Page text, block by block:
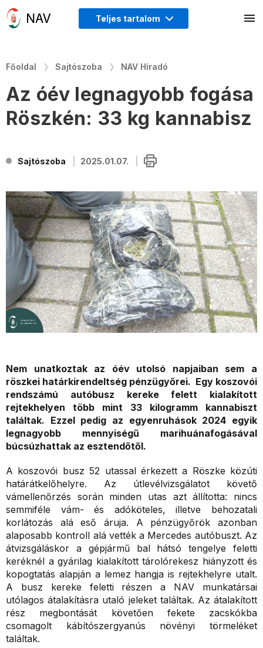
Teljes tartalom
Főoldal Sajtószoba NAV Híradó
Az óév legnagyobb fogása
Röszkén: 33 kg kannabisz
Sajtószoba 2025.01.07.
Nem unatkoztak az óév utolsó napjaiban sem a
röszkei határkirendeltség pénzügyőrei. Egy koszovói
rendszámú autóbusz kereke felett kialakított
rejtekhelyen több mint 33 kilogramm kannabiszt
találtak. Ezzel pedig az egyenruhások 2024 egyik
legnagyobb mennyiségű marihuánafogásával
búcsúzhattak az esztendőtől.
A koszovói busz 52 utassal érkezett a Röszke közúti
határátkelőhelyre. Az útlevélvizsgálatot követő
vámellenőrzés során minden utas azt állította: nincs
semmiféle vám- és adóköteles, illetve behozatali
korlátozás alá eső áruja. A pénzügyőrök azonban
alaposabb kontroll alá vették a Mercedes autóbuszt. Az
átvizsgáláskor a gépjármű bal hátsó tengelye feletti
keréknél a gyárilag kialakított tárolórekesz hiányzott és
kopogtatás alapján a lemez hangja is rejtekhelyre utalt.
A busz kereke feletti részen a NAV munkatársai
utólagos átalakításra utaló jeleket találtak. Az átalakított
rész megbontását követően fekete zacskókba
csomagolt kábítószergyanús növényi törmeléket
találtak.